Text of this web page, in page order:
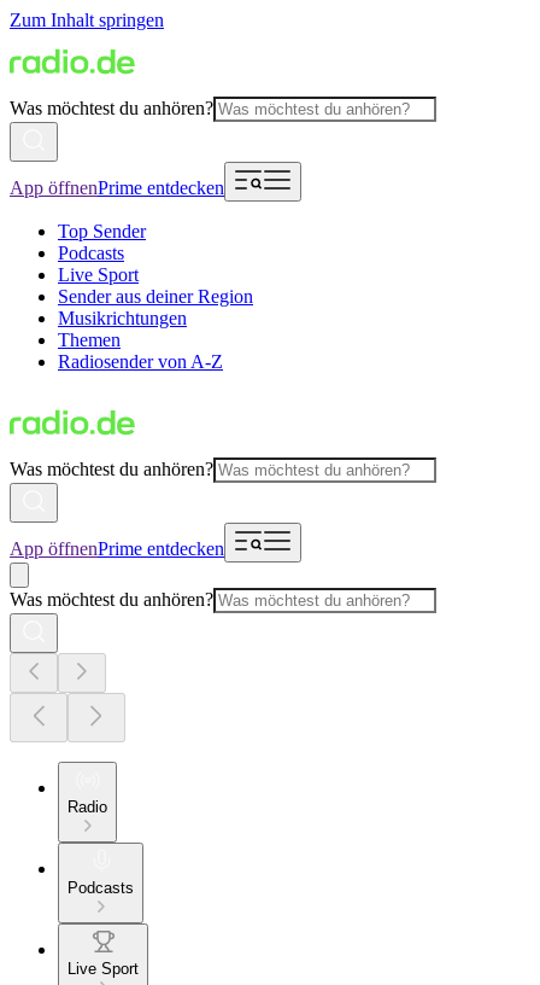
Zum Inhalt springen
Was möchtest du anhören?
App öffnenPrime entdecken
Top Sender
Podcasts
Live Sport
Sender aus deiner Region
Musikrichtungen
Themen
Radiosender von A-Z
Was möchtest du anhören?
App öffnenPrime entdecken
Was möchtest du anhören?
Radio
Podcasts
Live Sport